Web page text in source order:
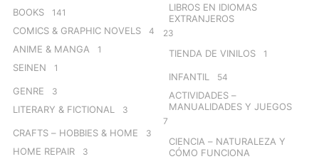
BOOKS 141
COMICS & GRAPHIC NOVELS 4
ANIME & MANGA 1
SEINEN 1
GENRE 3
LITERARY & FICTIONAL 3
CRAFTS – HOBBIES & HOME 3
HOME REPAIR 3
LIBROS EN IDIOMAS
EXTRANJEROS
23
TIENDA DE VINILOS 1
INFANTIL 54
ACTIVIDADES –
MANUALIDADES Y JUEGOS
7
CIENCIA – NATURALEZA Y
CÓMO FUNCIONA